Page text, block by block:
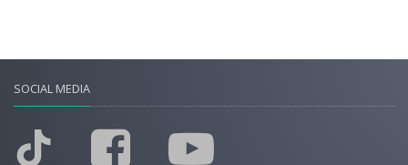
SOCIAL MEDIA